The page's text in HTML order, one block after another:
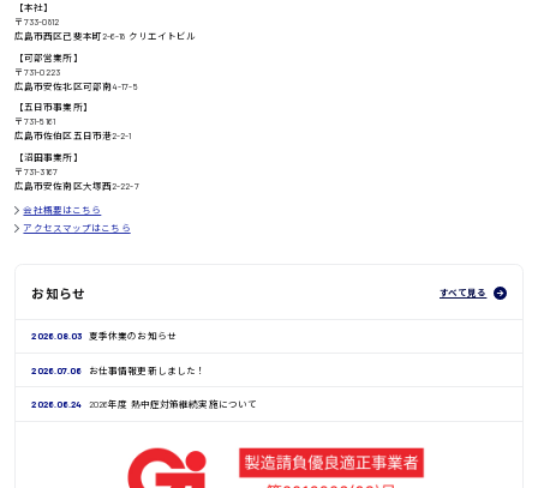
高知県
鳥取県
【本社】
〒733-0812
広島市西区己斐本町2-6-18 クリエイトビル
【可部営業所】
〒731-0223
広島市安佐北区可部南4-17-5
【五日市事業所】
〒731-5161
広島市佐伯区五日市港2-2-1
【沼田事業所】
〒731-3167
広島市安佐南区大塚西2-22-7
会社概要はこちら
アクセスマップはこちら
お知らせ すべて見る
2026.08.03 夏季休業のお知らせ
2026.07.06 お仕事情報更新しました！
2026.06.24 2026年度 熱中症対策継続実施について